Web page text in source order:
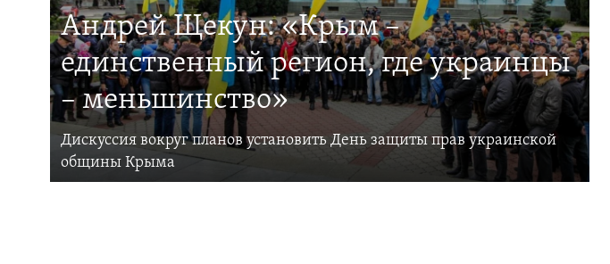
Андрей Щекун: «Крым –
единственный регион, где украинцы
– меньшинство»
Дискуссия вокруг планов установить День защиты прав украинской
общины Крыма